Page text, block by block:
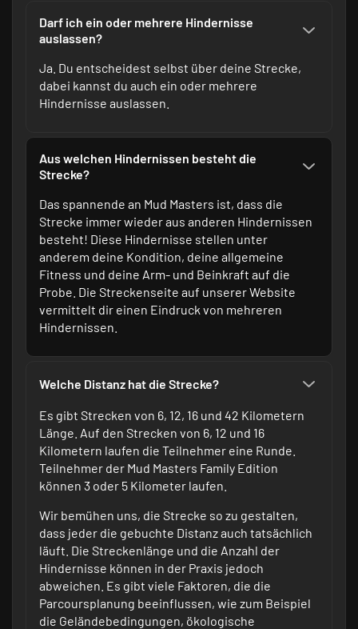
Darf ich ein oder mehrere Hindernisse
auslassen?
Ja. Du entscheidest selbst über deine Strecke,
dabei kannst du auch ein oder mehrere
Hindernisse auslassen.
Aus welchen Hindernissen besteht die
Strecke?
Das spannende an Mud Masters ist, dass die
Strecke immer wieder aus anderen Hindernissen
besteht! Diese Hindernisse stellen unter
anderem deine Kondition, deine allgemeine
Fitness und deine Arm- und Beinkraft auf die
Probe. Die Streckenseite auf unserer Website
vermittelt dir einen Eindruck von mehreren
Hindernissen.
Welche Distanz hat die Strecke?
Es gibt Strecken von 6, 12, 16 und 42 Kilometern
Länge. Auf den Strecken von 6, 12 und 16
Kilometern laufen die Teilnehmer eine Runde.
Teilnehmer der Mud Masters Family Edition
können 3 oder 5 Kilometer laufen.
Wir bemühen uns, die Strecke so zu gestalten,
dass jeder die gebuchte Distanz auch tatsächlich
läuft. Die Streckenlänge und die Anzahl der
Hindernisse können in der Praxis jedoch
abweichen. Es gibt viele Faktoren, die die
Parcoursplanung beeinflussen, wie zum Beispiel
die Geländebedingungen, ökologische